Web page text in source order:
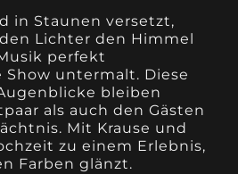
in Staunen versetzt,
Lichter den Himmel
perfekt
untermalt. Diese
bleiben
als auch den Gästen
Mit Krause und
zu einem Erlebnis,
Farben glänzt.